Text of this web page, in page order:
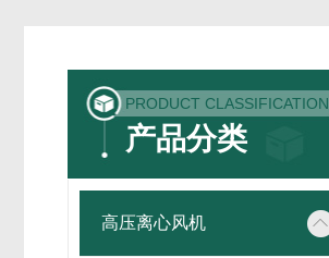
PRODUCT CLASSIFICATION
产品分类
高压离心风机